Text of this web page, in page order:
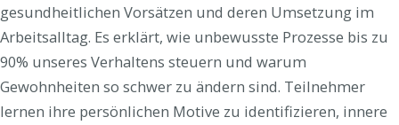
gesundheitlichen Vorsätzen und deren Umsetzung im
Arbeitsalltag. Es erklärt, wie unbewusste Prozesse bis zu
90% unseres Verhaltens steuern und warum
Gewohnheiten so schwer zu ändern sind. Teilnehmer
lernen ihre persönlichen Motive zu identifizieren, innere